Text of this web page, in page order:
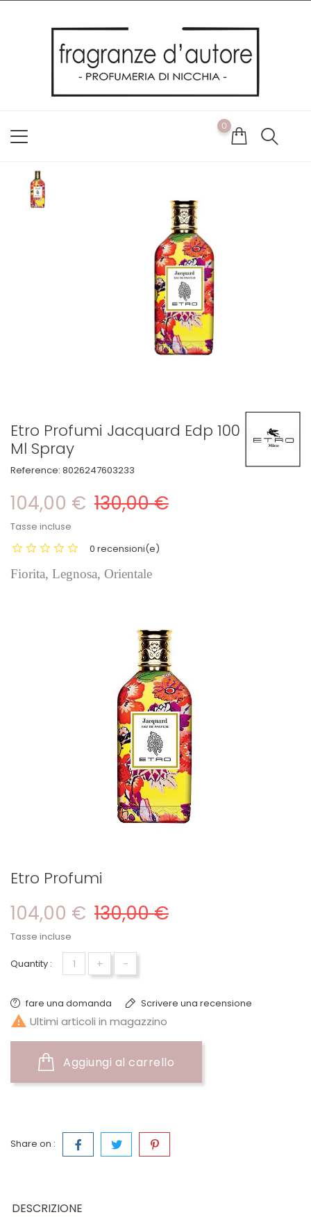
Utilizziamo i cookie per offrirti la migliore esperienza possibile
sul nostro sito web. Cliccando su OK, acconsenti alla nostra
politica sui cookie. Se desideri modificare le tue preferenze sui
cookie, puoi farlo
0
Etro Profumi Jacquard Edp 100
Ml Spray
Reference: 8026247603233
104,00 € 130,00 €
Tasse incluse
0 recensioni(e)
Fiorita, Legnosa, Orientale
Etro Profumi
104,00 € 130,00 €
Tasse incluse
Quantity : + -
fare una domanda Scrivere una recensione
 Ultimi articoli in magazzino
Aggiungi al carrello
Share on :
DESCRIZIONE